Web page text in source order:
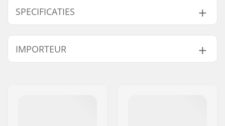
SPECIFICATIES
Headsettype:
Integrated 1 1/8"
Compatibel met:
schroefdraad
IMPORTEUR